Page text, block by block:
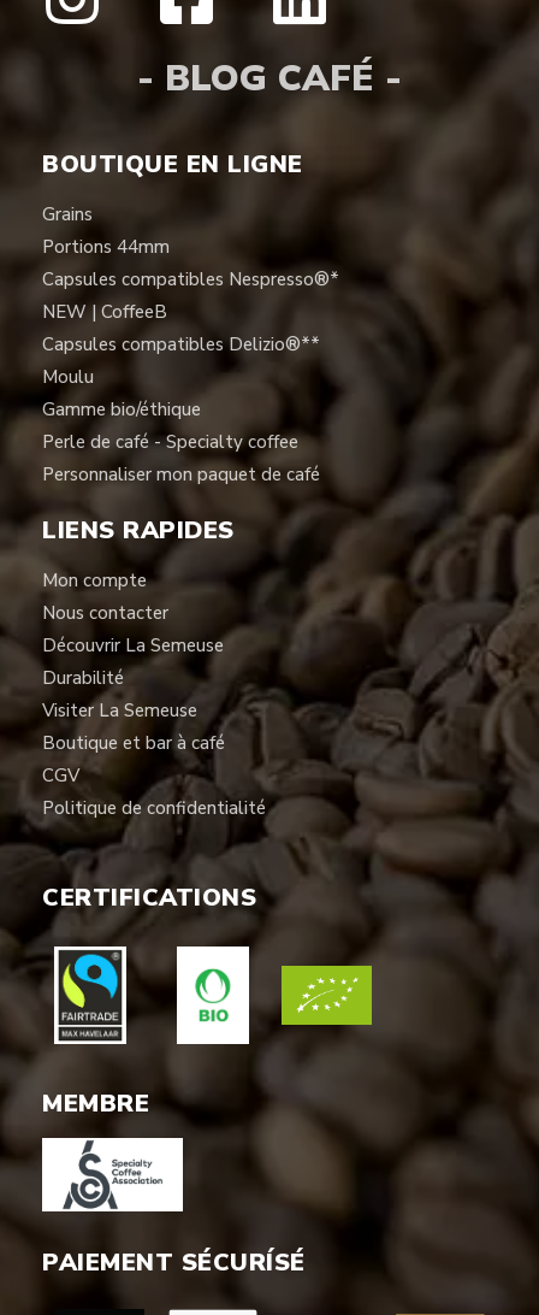
- BLOG CAFÉ -
BOUTIQUE EN LIGNE
Grains
Portions 44mm
Capsules compatibles Nespresso®*
NEW | CoffeeB
Capsules compatibles Delizio®**
Moulu
Gamme bio/éthique
Perle de café - Specialty coffee
Personnaliser mon paquet de café
LIENS RAPIDES
Mon compte
Nous contacter
Découvrir La Semeuse
Durabilité
Visiter La Semeuse
Boutique et bar à café
CGV
Politique de confidentialité
CERTIFICATIONS
MEMBRE
PAIEMENT SÉCURÍSÉ